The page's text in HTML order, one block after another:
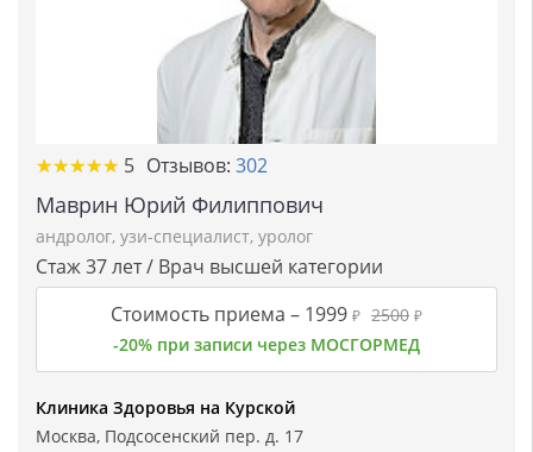
★★★★★
★★★★★ 5 Отзывов: 302
Маврин Юрий Филиппович
андролог, узи-специалист, уролог
Стаж 37 лет / Врач высшей категории
Стоимость приема – 1999 ₽ 2500 ₽
-20% при записи через МОСГОРМЕД
Клиника Здоровья на Курской
Москва, Подсосенский пер. д. 17